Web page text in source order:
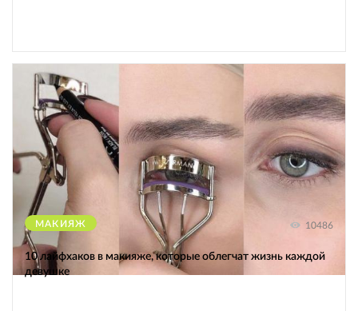
МАКИЯЖ 10486
10 лайфхаков в макияже, которые облегчат жизнь каждой
девушке